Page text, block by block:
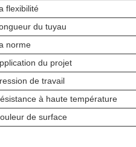
flexibilité
du tuyau
norme
du projet
de travail
à haute température
de surface